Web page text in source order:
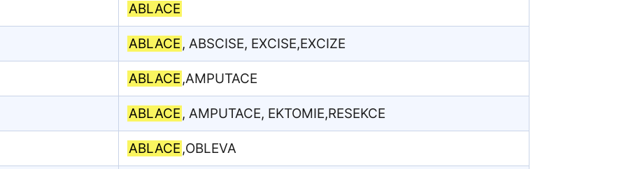
ABLACE
ABLACE , ABSCISE, EXCISE,EXCIZE
ABLACE ,AMPUTACE
ABLACE , AMPUTACE, EKTOMIE,RESEKCE
ABLACE ,OBLEVA